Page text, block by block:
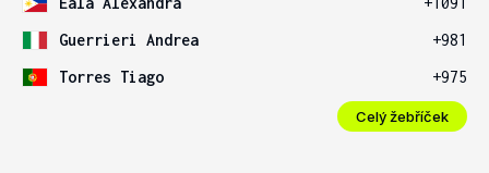
Guerrieri Andrea
+981
Torres Tiago
+975
Celý žebříček